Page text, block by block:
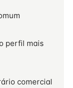
perfil mais
comercial